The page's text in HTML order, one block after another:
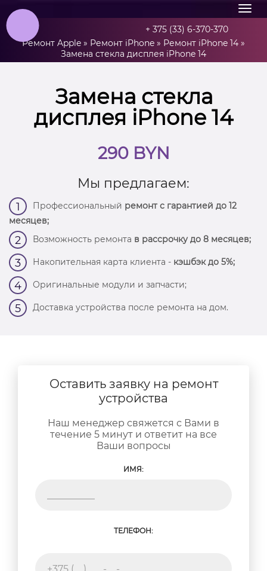
+ 375 (33) 6-370-370
Ремонт Apple » Ремонт iPhone » Ремонт iPhone 14 »
Замена стекла дисплея iPhone 14
Замена стекла
дисплея iPhone 14
290 BYN
Мы предлагаем:
1 Профессиональный ремонт с гарантией до 12
месяцев;
2 Возможность ремонта в рассрочку до 8 месяцев;
3 Накопительная карта клиента - кэшбэк до 5%;
4 Оригинальные модули и запчасти;
5 Доставка устройства после ремонта на дом.
Оставить заявку на ремонт
устройства
Наш менеджер свяжется с Вами в
течение 5 минут и ответит на все
Ваши вопросы
ИМЯ:
ТЕЛЕФОН: